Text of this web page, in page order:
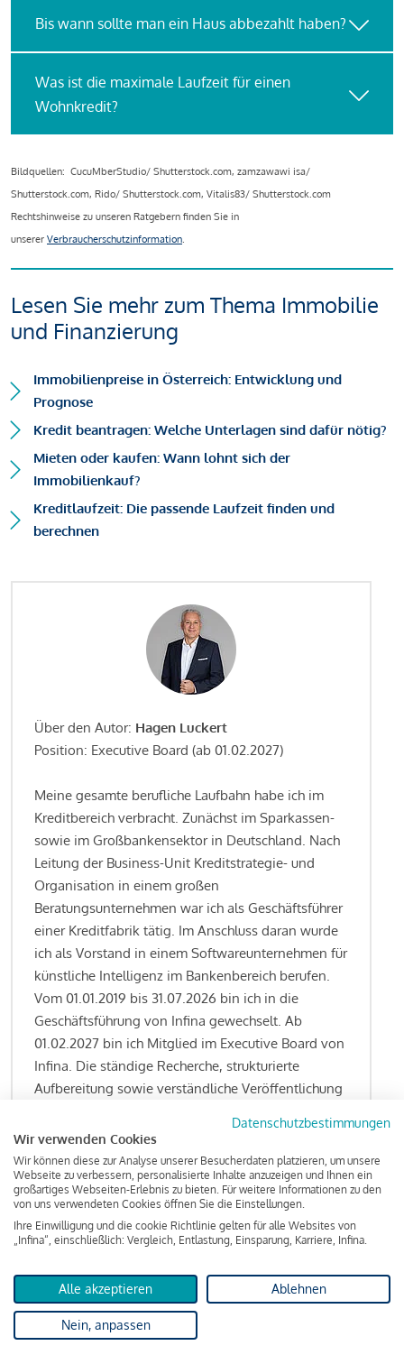
Bis wann sollte man ein Haus abbezahlt haben?
Was ist die maximale Laufzeit für einen
Wohnkredit?
Bildquellen: CucuMberStudio/ Shutterstock.com, zamzawawi isa/
Shutterstock.com, Rido/ Shutterstock.com, Vitalis83/ Shutterstock.com
Rechtshinweise zu unseren Ratgebern finden Sie in
unserer Verbraucherschutzinformation.
Lesen Sie mehr zum Thema Immobilie
und Finanzierung
Immobilienpreise in Österreich: Entwicklung und
Prognose
Kredit beantragen: Welche Unterlagen sind dafür nötig?
Mieten oder kaufen: Wann lohnt sich der
Immobilienkauf?
Kreditlaufzeit: Die passende Laufzeit finden und
berechnen
Über den Autor: Hagen Luckert
Position: Executive Board (ab 01.02.2027)
Meine gesamte berufliche Laufbahn habe ich im
Kreditbereich verbracht. Zunächst im Sparkassen-
sowie im Großbankensektor in Deutschland. Nach
Leitung der Business-Unit Kreditstrategie- und
Organisation in einem großen
Beratungsunternehmen war ich als Geschäftsführer
einer Kreditfabrik tätig. Im Anschluss daran wurde
ich als Vorstand in einem Softwareunternehmen für
künstliche Intelligenz im Bankenbereich berufen.
Vom 01.01.2019 bis 31.07.2026 bin ich in die
Geschäftsführung von Infina gewechselt. Ab
01.02.2027 bin ich Mitglied im Executive Board von
Infina. Die ständige Recherche, strukturierte
Aufbereitung sowie verständliche Veröffentlichung
Kreditgeschäft gehören zu den wesentlichen
Schwerpunktsetzungen meiner Funktion.
Lesen Sie meine Finanzierungs-Tipps
KreditindexDas Wohnkredit Barometer
Datenschutzbestimmungen
Wir verwenden Cookies
Wir können diese zur Analyse unserer Besucherdaten platzieren, um unsere
Webseite zu verbessern, personalisierte Inhalte anzuzeigen und Ihnen ein
großartiges Webseiten-Erlebnis zu bieten. Für weitere Informationen zu den
von uns verwendeten Cookies öffnen Sie die Einstellungen.
Ihre Einwilligung und die cookie Richtlinie gelten für alle Websites von
„Infina“, einschließlich: Vergleich, Entlastung, Einsparung, Karriere, Infina.
Alle akzeptieren Ablehnen
Nein, anpassen